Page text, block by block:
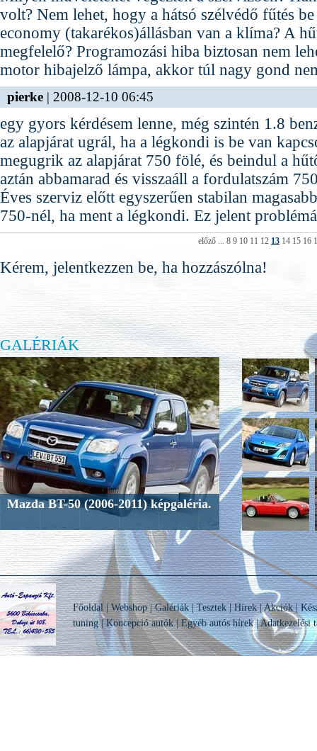
volt? Nem lehet, hogy a hátsó szélvédő fűtés
economy (takarékos)állásban van a klíma? A
megfelelő? Programozási hiba biztosan nem
motor hibajelző lámpa, akkor túl nagy gond
pierke | 2008-12-10 06:45
egy gyors kérdésem lenne, még szintén 1.8
az alapjárat ugrál, ha a légkondi is be van
megugrik az alapjárat 750 fölé, és beindul a
aztán abbamarad és visszaáll a fordulatszám
Éves szerviz előtt egyszerűen stabilan
750-nél, ha ment a légkondi. Ez jelent
előző ... 8 9 10 11 12 13 14 15 16
Kérem, jelentkezzen be, ha hozzászólna!
GALÉRIÁK
Mazda BT-50 (2006-2011) képgaléria.
Főoldal |Webshop|Galériák|Tesztek|Hírek|Akciók|
tuning|Koncepció autók| Egyéb autós hírek|Adatkezelési